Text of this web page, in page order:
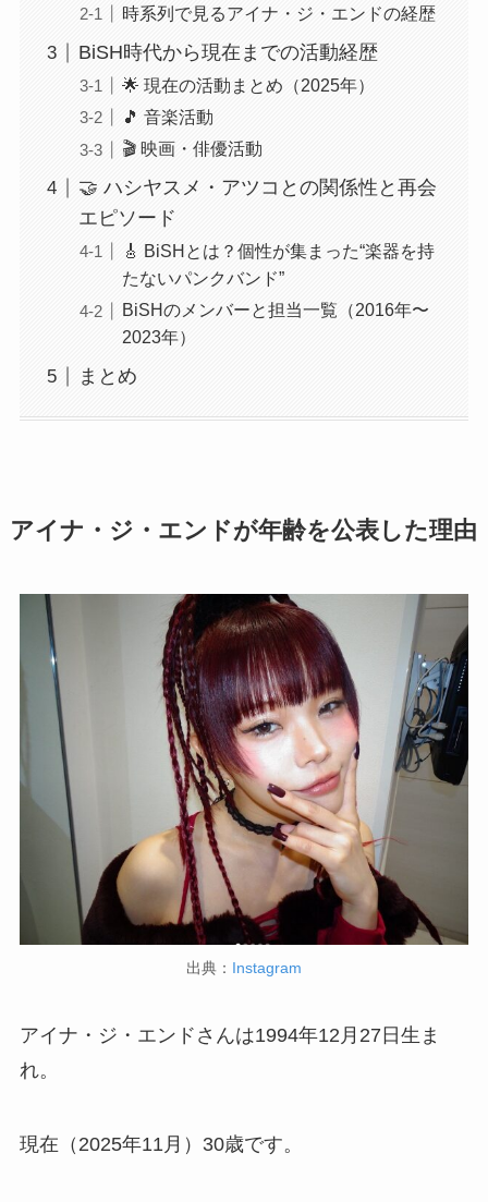
時系列で見るアイナ・ジ・エンドの経歴
BiSH時代から現在までの活動経歴
🌟 現在の活動まとめ（2025年）
🎵 音楽活動
🎬 映画・俳優活動
🤝 ハシヤスメ・アツコとの関係性と再会
エピソード
🎸 BiSHとは？個性が集まった“楽器を持
たないパンクバンド”
BiSHのメンバーと担当一覧（2016年〜
2023年）
まとめ
アイナ・ジ・エンドが年齢を公表した理由
出典： Instagram
アイナ・ジ・エンドさんは1994年12月27日生ま
れ。
現在（2025年11月）30歳です。